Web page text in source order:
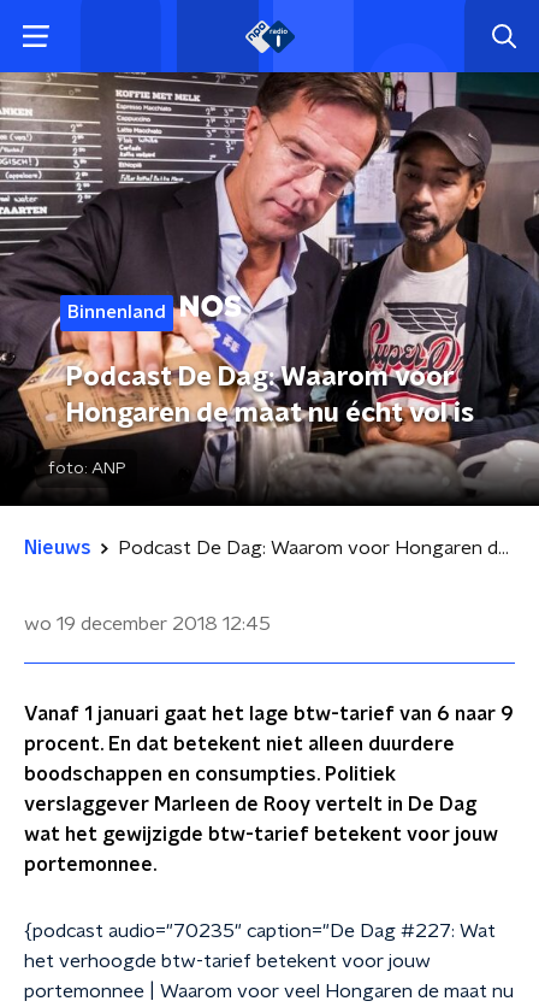
Binnenland
Podcast De Dag: Waarom voor
Hongaren de maat nu écht vol is
foto: ANP
Nieuws Podcast De Dag: Waarom voor Hongaren de maat nu écht vol is
wo 19 december 2018 12:45
Vanaf 1 januari gaat het lage btw-tarief van 6 naar 9
procent. En dat betekent niet alleen duurdere
boodschappen en consumpties. Politiek
verslaggever Marleen de Rooy vertelt in De Dag
wat het gewijzigde btw-tarief betekent voor jouw
portemonnee.
{podcast audio="70235" caption="De Dag #227: Wat
het verhoogde btw-tarief betekent voor jouw
portemonnee | Waarom voor veel Hongaren de maat nu